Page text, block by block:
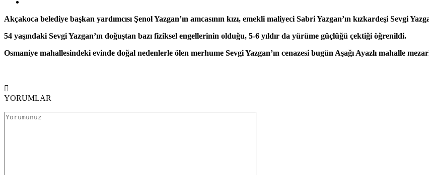
Akçakoca belediye başkan yardımcısı Şenol Yazgan’ın amcasının kızı, emekli maliyeci Sabri Yazgan’ın kızkardeşi Sevgi
54 yaşındaki Sevgi Yazgan’ın doğuştan bazı fiziksel engellerinin olduğu, 5-6 yıldır da yürüme güçlüğü çektiği öğrenildi.
Osmaniye mahallesindeki evinde doğal nedenlerle ölen merhume Sevgi Yazgan’ın cenazesi bugün Aşağı Ayazlı mahalle
YORUMLAR